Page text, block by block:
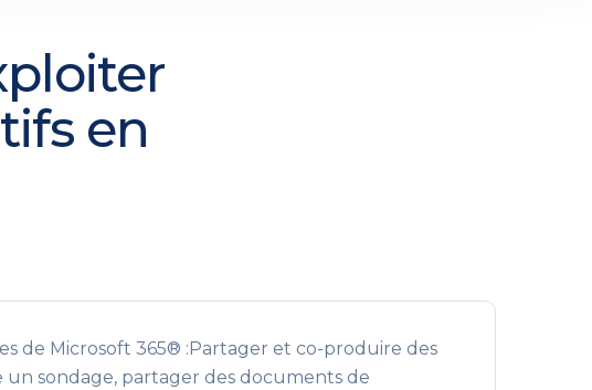
en
de Microsoft 365® :Partager et co-produire des
sondage, partager des documents de